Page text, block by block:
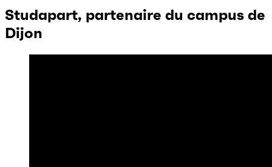
Studapart, partenaire du campus de
Dijon